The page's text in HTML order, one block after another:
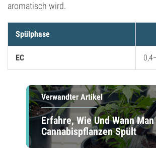
aromatisch wird.
Spülphase
EC
Verwandter Artikel
Erfahre, Wie Und Wann Man
Cannabispflanzen Spült